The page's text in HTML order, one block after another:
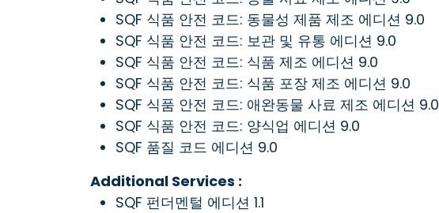
SQF 식품 안전 코드: 동물성 제품 제조 에디션 9.0
SQF 식품 안전 코드: 보관 및 유통 에디션 9.0
SQF 식품 안전 코드: 식품 제조 에디션 9.0
SQF 식품 안전 코드: 식품 포장 제조 에디션 9.0
SQF 식품 안전 코드: 애완동물 사료 제조 에디션 9.0
SQF 식품 안전 코드: 양식업 에디션 9.0
SQF 품질 코드 에디션 9.0
Additional Services :
SQF 펀더멘털 에디션 1.1